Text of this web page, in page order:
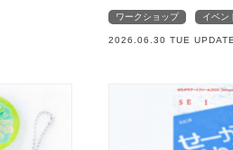
ワークショップ イベン
2026.06.30 TUE